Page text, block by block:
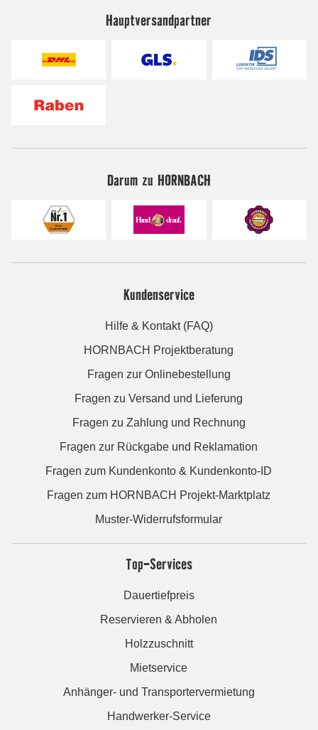
Hauptversandpartner
Darum zu HORNBACH
Kundenservice
Hilfe & Kontakt (FAQ)
HORNBACH Projektberatung
Fragen zur Onlinebestellung
Fragen zu Versand und Lieferung
Fragen zu Zahlung und Rechnung
Fragen zur Rückgabe und Reklamation
Fragen zum Kundenkonto & Kundenkonto-ID
Fragen zum HORNBACH Projekt-Marktplatz
Muster-Widerrufsformular
Top-Services
Dauertiefpreis
Reservieren & Abholen
Holzzuschnitt
Mietservice
Anhänger- und Transportervermietung
Handwerker-Service